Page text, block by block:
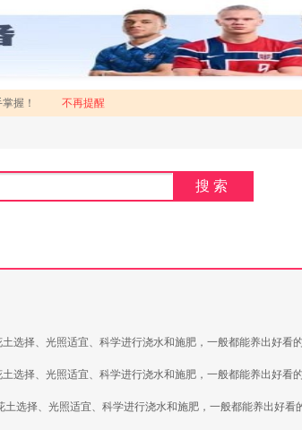
握！ 不再提醒
搜索
择、光照适宜、科学进行浇水和施肥，一般都能养出好看
择、光照适宜、科学进行浇水和施肥，一般都能养出好看
选择、光照适宜、科学进行浇水和施肥，一般都能养出好